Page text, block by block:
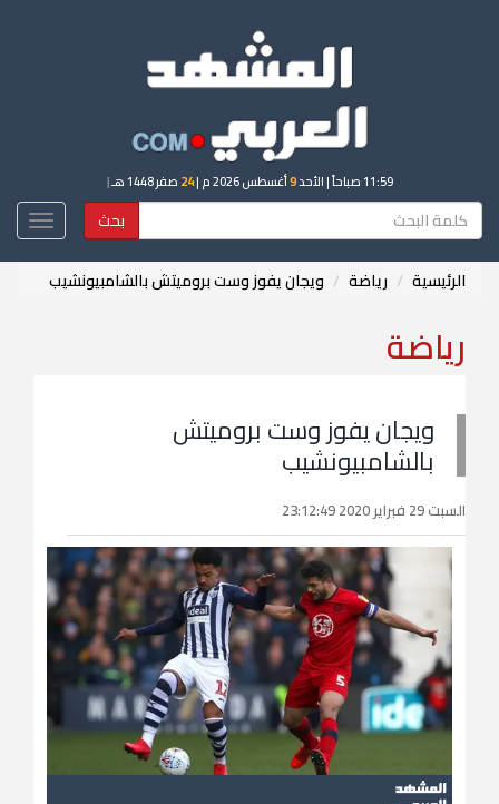
11:59 صباحاً | الأحد9أغسطس 2026 م | 24 صفر 1448 هـ |
بحث
الرئيسية رياضة ويجان يفوز وست بروميتش بالشامبيونشيب
رياضة
ويجان يفوز وست بروميتش
بالشامبيونشيب
السبت 29 فبراير 2020 23:12:49